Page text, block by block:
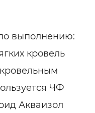
выполнению:
кровель
ЧФ
Акваизол